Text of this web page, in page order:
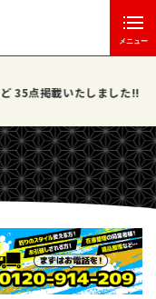
メニュー
掲載いたしました!!